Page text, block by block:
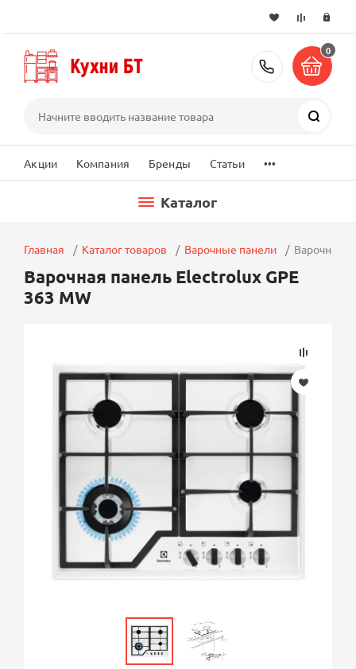
+7 (495)
0
Акции Компания Бренды Статьи ...
Каталог
Главная Каталог товаров Варочные панели Варочная
Варочная панель Electrolux GPE
363 MW